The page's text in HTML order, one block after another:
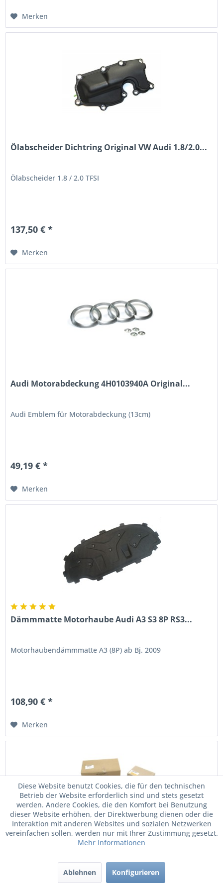
Merken
Ölabscheider Dichtring Original VW Audi 1.8/2.0...
Ölabscheider 1.8 / 2.0 TFSI
137,50 € *
Merken
Audi Motorabdeckung 4H0103940A Original...
Audi Emblem für Motorabdeckung (13cm)
49,19 € *
Merken
Dämmmatte Motorhaube Audi A3 S3 8P RS3...
Motorhaubendämmmatte A3 (8P) ab Bj. 2009
108,90 € *
Merken
Diese Website benutzt Cookies, die für den technischen
Betrieb der Website erforderlich sind und stets gesetzt
werden. Andere Cookies, die den Komfort bei Benutzung
dieser Website erhöhen, der Direktwerbung dienen oder die
Interaktion mit anderen Websites und sozialen Netzwerken
vereinfachen sollen, werden nur mit Ihrer Zustimmung gesetzt.
Mehr Informationen
Ablehnen Konfigurieren